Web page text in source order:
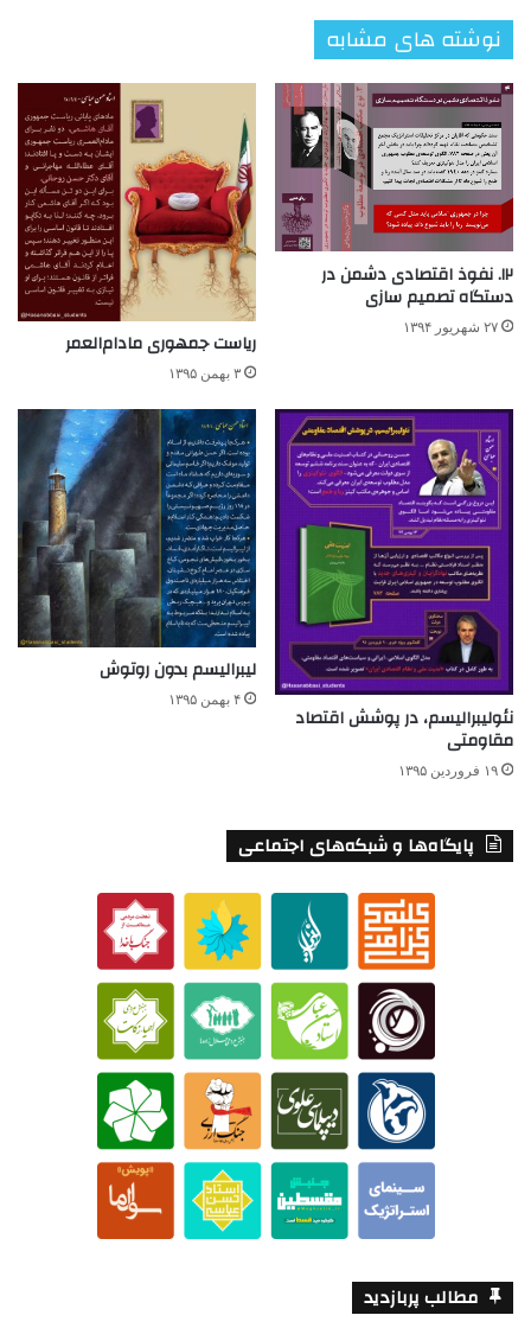
نوشته های مشابه
۱۲. نفوذ اقتصادی دشمن در
دستگاه تصمیم سازی
۲۷ شهریور ۱۳۹۴
ریاست جمهوری مادام‌العمر
۳ بهمن ۱۳۹۵
نئولیبرالیسم، در پوشش اقتصاد
مقاومتی
۱۹ فروردین ۱۳۹۵
لیبرالیسم بدون روتوش
۴ بهمن ۱۳۹۵
پایگاه‌ها و شبکه‌های اجتماعی
مطالب پربازدید